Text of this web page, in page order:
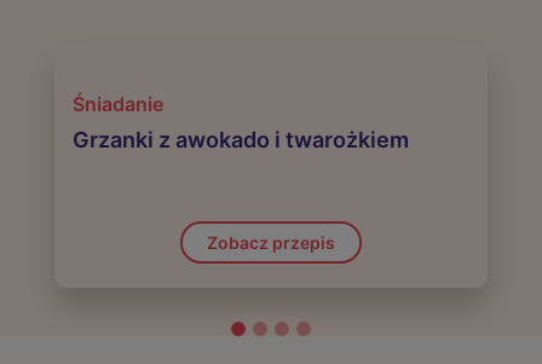
Śniadanie
Grzanki z awokado i twarożkiem
Zobacz przepis